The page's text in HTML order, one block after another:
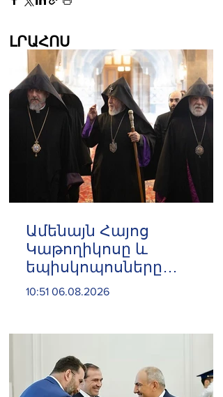
ԼՐԱՀՈՍ
Ամենայն Հայոց
Կաթողիկոսը և
եպիսկոպոսները
մասնակցելու են
10:51 06.08.2026